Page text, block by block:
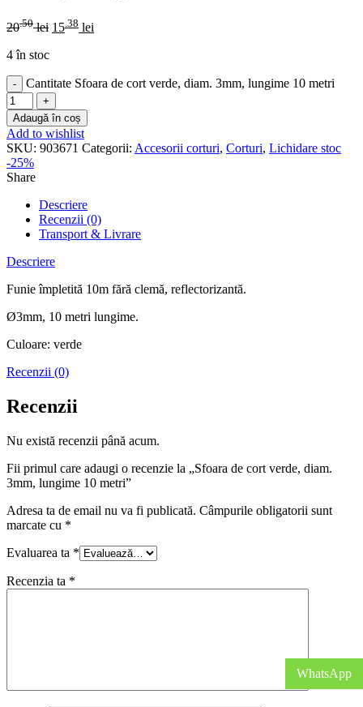
20.50 lei 15.38 lei
4 în stoc
Cantitate Sfoara de cort verde, diam. 3mm, lungime 10 metri
Adaugă în coș
Add to wishlist
SKU: 903671 Categorii: Accesorii corturi, Corturi, Lichidare stoc
-25%
Share
Descriere
Recenzii (0)
Transport & Livrare
Descriere
Funie împletită 10m fără clemă, reflectorizantă.
Ø3mm, 10 metri lungime.
Culoare: verde
Recenzii (0)
Recenzii
Nu există recenzii până acum.
Fii primul care adaugi o recenzie la „Sfoara de cort verde, diam.
3mm, lungime 10 metri”
Adresa ta de email nu va fi publicată. Câmpurile obligatorii sunt
marcate cu *
Evaluarea ta *
Recenzia ta *
WhatsApp